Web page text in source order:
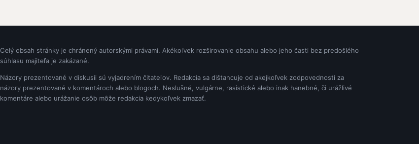
Celý obsah stránky je chránený autorskými právami. Akékoľvek rozširovanie obsahu alebo jeho časti bez predošlého
súhlasu majiteľa je zakázané.
Názory prezentované v diskusii sú vyjadrením čitateľov. Redakcia sa dištancuje od akejkoľvek zodpovednosti za
názory prezentované v komentároch alebo blogoch. Neslušné, vulgárne, rasistické alebo inak hanebné, či urážlivé
komentáre alebo urážanie osôb môže redakcia kedykoľvek zmazať.